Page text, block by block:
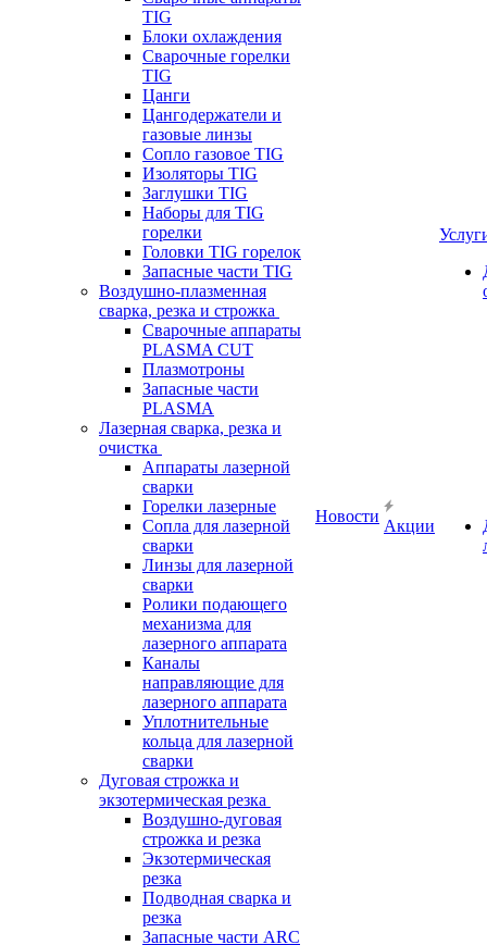
TIG
Блоки охлаждения
Сварочные горелки
TIG
Цанги
Цангодержатели и
газовые линзы
Сопло газовое TIG
Изоляторы TIG
Заглушки TIG
Наборы для TIG
горелки
Головки TIG горелок
Запасные части TIG
Воздушно-плазменная
сварка, резка и строжка
Сварочные аппараты
PLASMA CUT
Плазмотроны
Запасные части
PLASMA
Лазерная сварка, резка и
очистка
Аппараты лазерной
сварки
Горелки лазерные
Сопла для лазерной
сварки
Линзы для лазерной
сварки
Ролики подающего
механизма для
лазерного аппарата
Каналы
направляющие для
лазерного аппарата
Уплотнительные
кольца для лазерной
сварки
Дуговая строжка и
экзотермическая резка
Воздушно-дуговая
строжка и резка
Экзотермическая
резка
Подводная сварка и
резка
Запасные части ARC
Новости
Акции